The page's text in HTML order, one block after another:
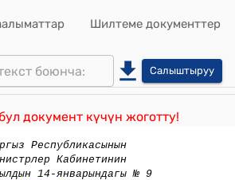
Шилтеме документтер
Салыштыруу
документ күчүн жоготту!